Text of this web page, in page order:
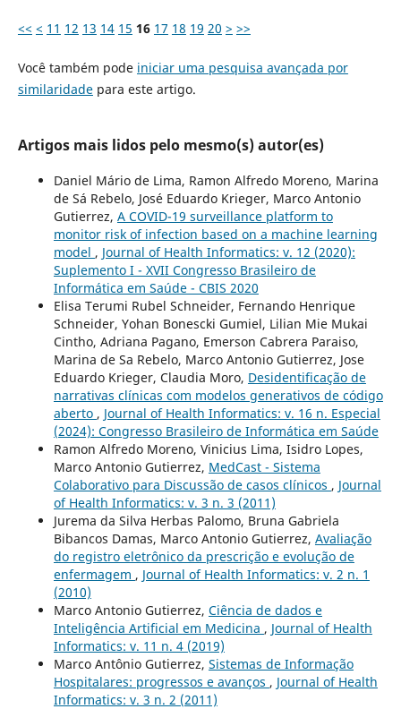
<< < 11 12 13 14 15 16 17 18 19 20 > >>
Você também pode iniciar uma pesquisa avançada por
similaridadepara este artigo.
Artigos mais lidos pelo mesmo(s) autor(es)
Daniel Mário de Lima, Ramon Alfredo Moreno, Marina
de Sá Rebelo, José Eduardo Krieger, Marco Antonio
Gutierrez, A COVID-19 surveillance platform to
monitor risk of infection based on a machine learning
model , Journal of Health Informatics: v. 12 (2020):
Suplemento I - XVII Congresso Brasileiro de
Informática em Saúde - CBIS 2020
Elisa Terumi Rubel Schneider, Fernando Henrique
Schneider, Yohan Bonescki Gumiel, Lilian Mie Mukai
Cintho, Adriana Pagano, Emerson Cabrera Paraiso,
Marina de Sa Rebelo, Marco Antonio Gutierrez, Jose
Eduardo Krieger, Claudia Moro, Desidentificação de
narrativas clínicas com modelos generativos de código
aberto , Journal of Health Informatics: v. 16 n. Especial
(2024): Congresso Brasileiro de Informática em Saúde
Ramon Alfredo Moreno, Vinicius Lima, Isidro Lopes,
Marco Antonio Gutierrez, MedCast - Sistema
Colaborativo para Discussão de casos clínicos , Journal
of Health Informatics: v. 3 n. 3 (2011)
Jurema da Silva Herbas Palomo, Bruna Gabriela
Bibancos Damas, Marco Antonio Gutierrez, Avaliação
do registro eletrônico da prescrição e evolução de
enfermagem , Journal of Health Informatics: v. 2 n. 1
(2010)
Marco Antonio Gutierrez, Ciência de dados e
Inteligência Artificial em Medicina , Journal of Health
Informatics: v. 11 n. 4 (2019)
Marco Antônio Gutierrez, Sistemas de Informação
Hospitalares: progressos e avanços , Journal of Health
Informatics: v. 3 n. 2 (2011)